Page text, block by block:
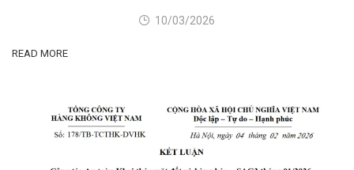
10/03/2026
READ MORE